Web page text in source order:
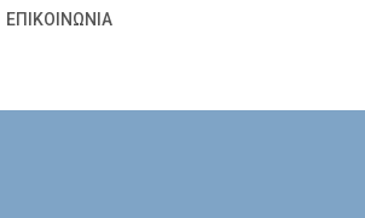
ΕΠΙΚΟΙΝΩΝΊΑ